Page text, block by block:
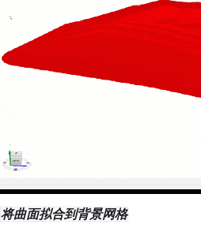
将曲面拟合到背景网格